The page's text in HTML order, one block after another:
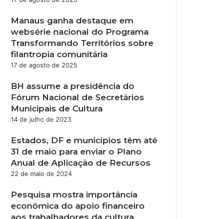
Manaus ganha destaque em
websérie nacional do Programa
Transformando Territórios sobre
filantropia comunitária
17 de agosto de 2025
BH assume a presidência do
Fórum Nacional de Secretários
Municipais de Cultura
14 de julho de 2023
Estados, DF e municípios têm até
31 de maio para enviar o Plano
Anual de Aplicação de Recursos
22 de maio de 2024
Pesquisa mostra importância
econômica do apoio financeiro
aos trabalhadores da cultura